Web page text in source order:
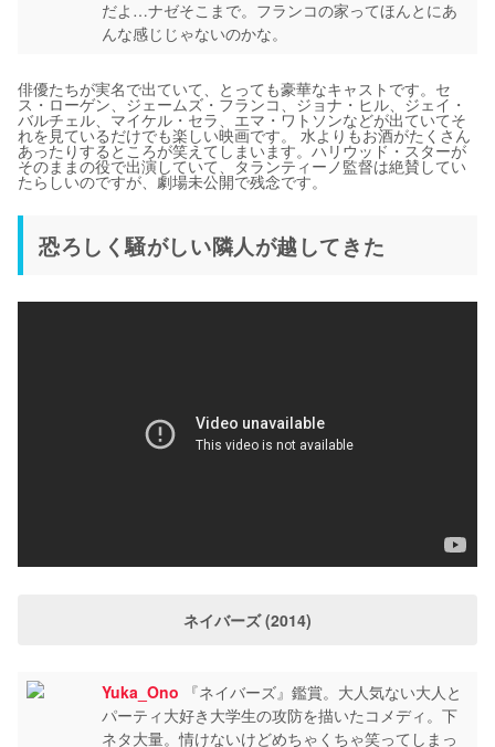
だよ…ナゼそこまで。フランコの家ってほんとにあ
んな感じじゃないのかな。
俳優たちが実名で出ていて、とっても豪華なキャストです。セ
ス・ローゲン、ジェームズ・フランコ、ジョナ・ヒル、ジェイ・
バルチェル、マイケル・セラ、エマ・ワトソンなどが出ていてそ
れを見ているだけでも楽しい映画です。 水よりもお酒がたくさん
あったりするところが笑えてしまいます。ハリウッド・スターが
そのままの役で出演していて、タランティーノ監督は絶賛してい
たらしいのですが、劇場未公開で残念です。
恐ろしく騒がしい隣人が越してきた
ネイバーズ (2014)
Yuka_Ono 『ネイバーズ』鑑賞。大人気ない大人と
パーティ大好き大学生の攻防を描いたコメディ。下
ネタ大量。情けないけどめちゃくちゃ笑ってしまっ